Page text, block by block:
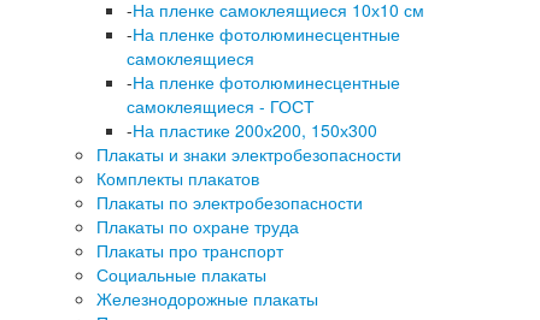
-На пленке самоклеящиеся 10х10 см
-На пленке фотолюминесцентные
самоклеящиеся
-На пленке фотолюминесцентные
самоклеящиеся - ГОСТ
-На пластике 200х200, 150х300
Плакаты и знаки электробезопасности
Комплекты плакатов
Плакаты по электробезопасности
Плакаты по охране труда
Плакаты про транспорт
Социальные плакаты
Железнодорожные плакаты